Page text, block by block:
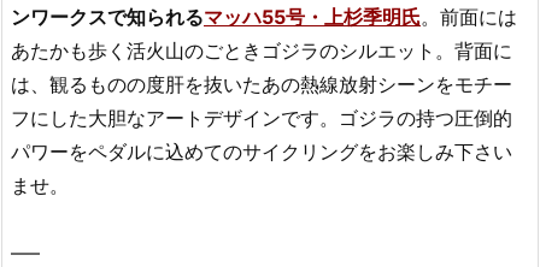
ンワークスで知られるマッハ55号・上杉季明氏。前面には
あたかも歩く活火山のごときゴジラのシルエット。背面に
は、観るものの度肝を抜いたあの熱線放射シーンをモチー
フにした大胆なアートデザインです。ゴジラの持つ圧倒的
パワーをペダルに込めてのサイクリングをお楽しみ下さい
ませ。
—–